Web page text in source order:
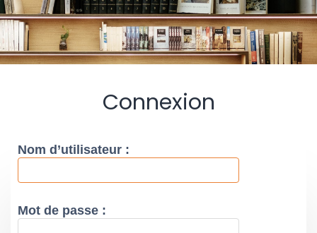
Connexion
Nom d’utilisateur :
Mot de passe :